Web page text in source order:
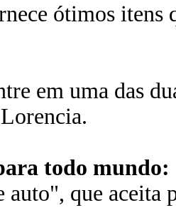
ótimos itens
em uma das
todo mundo:
auto", que aceita